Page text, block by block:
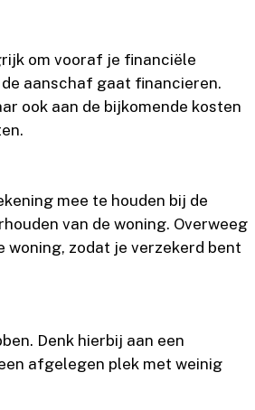
om vooraf je financiële
aanschaf gaat financieren.
ook aan de bijkomende kosten
mee te houden bij de
van de woning. Overweeg
zodat je verzekerd bent
Denk hierbij aan een
afgelegen plek met weinig